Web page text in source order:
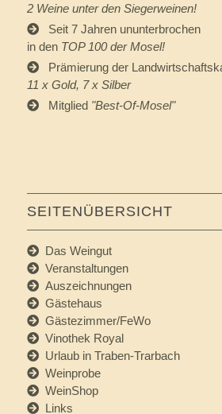
2 Weine unter den Siegerweinen!
Seit 7 Jahren ununterbrochen
in den TOP 100 der Mosel!
Prämierung der
11 x Gold, 7 x Silber
Mitglied "Best-Of-Mosel"
SEITENÜBERSICHT
Das Weingut
Veranstaltungen
Auszeichnungen
Gästehaus
Gästezimmer/FeWo
Vinothek Royal
Urlaub in Traben-Trarbach
Weinprobe
WeinShop
Links